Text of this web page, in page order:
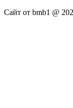
Сайт от bmb1 @